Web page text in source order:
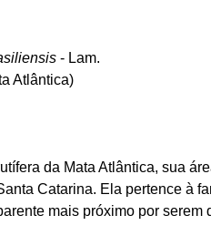
- Lam.
Atlântica)
da Mata Atlântica, sua
Catarina. Ela pertence à
mais próximo por serem